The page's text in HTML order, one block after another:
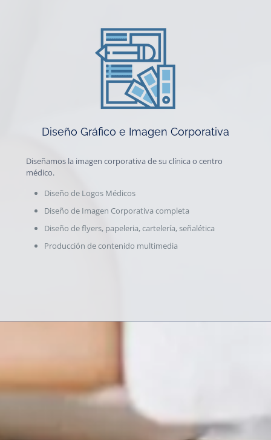
Diseño Gráfico e Imagen Corporativa
Diseñamos la imagen corporativa de su clínica o centro
médico.
Diseño de Logos Médicos
Diseño de Imagen Corporativa completa
Diseño de flyers, papeleria, cartelería, señalética
Producción de contenido multimedia